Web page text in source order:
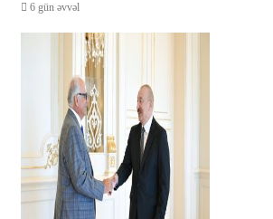
6 gün əvvəl